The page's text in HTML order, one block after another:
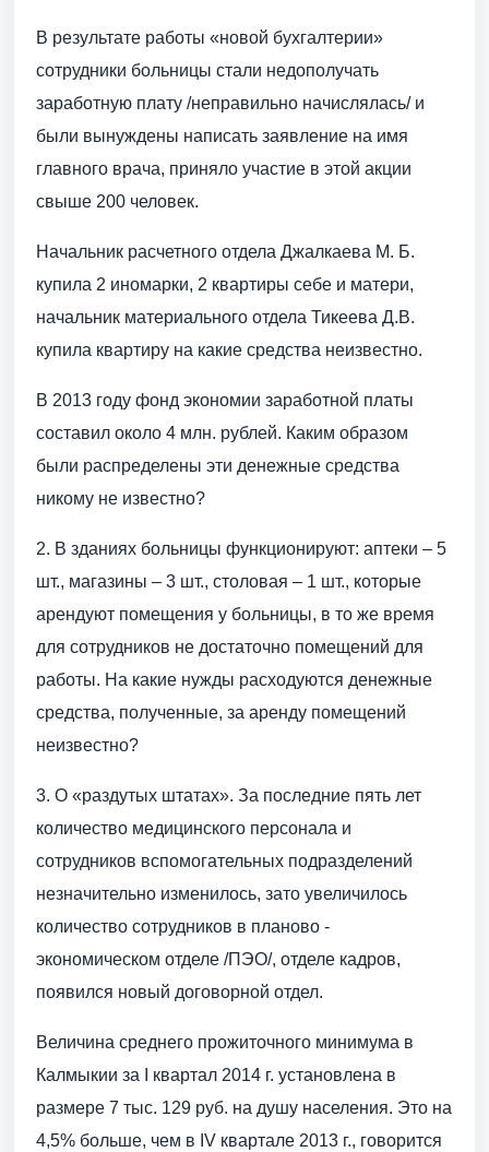
В результате работы «новой бухгалтерии»
сотрудники больницы стали недополучать
заработную плату /неправильно начислялась/ и
были вынуждены написать заявление на имя
главного врача, приняло участие в этой акции
свыше 200 человек.
Начальник расчетного отдела Джалкаева М. Б.
купила 2 иномарки, 2 квартиры себе и матери,
начальник материального отдела Тикеева Д.В.
купила квартиру на какие средства неизвестно.
В 2013 году фонд экономии заработной платы
составил около 4 млн. рублей. Каким образом
были распределены эти денежные средства
никому не известно?
2. В зданиях больницы функционируют: аптеки – 5
шт., магазины – 3 шт., столовая – 1 шт., которые
арендуют помещения у больницы, в то же время
для сотрудников не достаточно помещений для
работы. На какие нужды расходуются денежные
средства, полученные, за аренду помещений
неизвестно?
3. О «раздутых штатах». За последние пять лет
количество медицинского персонала и
сотрудников вспомогательных подразделений
незначительно изменилось, зато увеличилось
количество сотрудников в планово -
экономическом отделе /ПЭО/, отделе кадров,
появился новый договорной отдел.
Величина среднего прожиточного минимума в
Калмыкии за I квартал 2014 г. установлена в
размере 7 тыс. 129 руб. на душу населения. Это на
4,5% больше, чем в IV квартале 2013 г., говорится